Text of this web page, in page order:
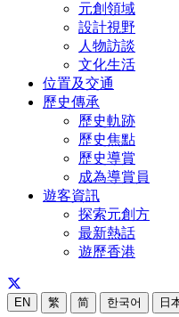
元創領域
設計視野
人物訪談
文化生活
位置及交通
歷史傳承
歷史軌跡
歷史焦點
歷史導賞
成為導賞員
遊客資訊
探索元創方
最新熱話
遊歷香港
EN 繁 简 한국어 日